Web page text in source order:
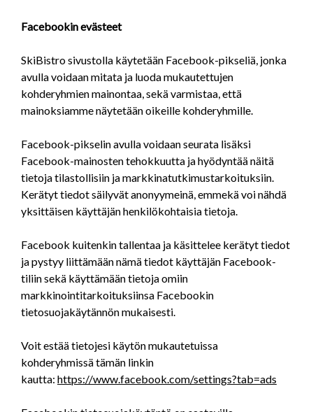
Facebookin evästeet
SkiBistro sivustolla käytetään Facebook-pikseliä, jonka
avulla voidaan mitata ja luoda mukautettujen
kohderyhmien mainontaa, sekä varmistaa, että
mainoksiamme näytetään oikeille kohderyhmille.
Facebook-pikselin avulla voidaan seurata lisäksi
Facebook-mainosten tehokkuutta ja hyödyntää näitä
tietoja tilastollisiin ja markkinatutkimustarkoituksiin.
Kerätyt tiedot säilyvät anonyymeinä, emmekä voi nähdä
yksittäisen käyttäjän henkilökohtaisia tietoja.
Facebook kuitenkin tallentaa ja käsittelee kerätyt tiedot
ja pystyy liittämään nämä tiedot käyttäjän Facebook-
tiliin sekä käyttämään tietoja omiin
markkinointitarkoituksiinsa Facebookin
tietosuojakäytännön mukaisesti.
Voit estää tietojesi käytön mukautetuissa
kohderyhmissä tämän linkin
kautta: https://www.facebook.com/settings?tab=ads